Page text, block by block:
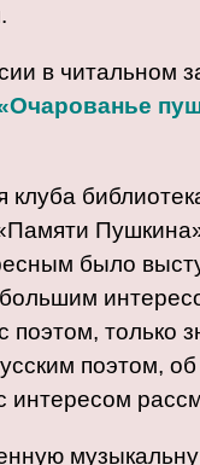
в читальном
клуба библи
было
только
поэтом,